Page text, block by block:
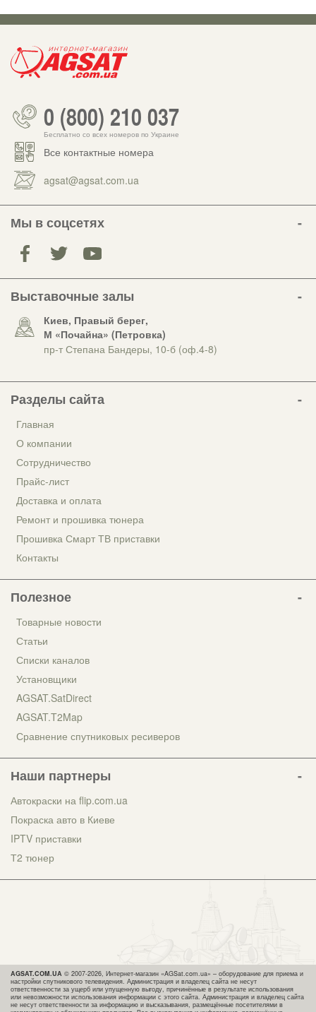
0 (800) 210 037
Бесплатно со всех номеров по Украине
Все контактные номера
agsat@agsat.com.ua
Мы в соцсетях
Выставочные залы
Киев, Правый берег,
М «Почайна» (Петровка)
пр-т Степана Бандеры, 10-б (оф.4-8)
Разделы сайта
Главная
О компании
Сотрудничество
Прайс-лист
Доставка и оплата
Ремонт и прошивка тюнера
Прошивка Смарт ТВ приставки
Контакты
Полезное
Товарные новости
Статьи
Списки каналов
Установщики
AGSAT.SatDirect
AGSAT.T2Map
Сравнение спутниковых ресиверов
Наши партнеры
Автокраски на flip.com.ua
Покраска авто в Киеве
IPTV приставки
Т2 тюнер
AGSAT.COM.UA © 2007-2026, Интернет-магазин «AGSat.com.ua» – оборудование для приема и
настройки спутникового телевидения. Администрация и владелец сайта не несут
ответственности за ущерб или упущенную выгоду, причинённые в результате использования
или невозможности использования информации с этого сайта. Администрация и владелец сайта
не несут ответственности за информацию и высказывания, размещённые посетителями в